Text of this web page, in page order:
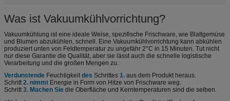
Was ist Vakuumkühlvorrichtung?
Vakuumkühlung ist eine ideale Weise, spezifische Frischware, wie Blattgemüse
und Blumen abzukühlen, schnell. Eine Vakuumkühlvorrichtung kann abkühlen
produziert unten von Feldtemperatur zu ungefähr 2°C in 15 Minuten. Tut nicht
nur diese Garantie die Qualität, aber sie lässt auch die schnelle logistische
Verarbeitung und die großen Mengen zu.
Verdunstende Feuchtigkeit des Schrittes 1. aus dem Produkt heraus.
Schritt 2. nimmt Energie in Form von Hitze von Frischware weg.
Schritt 3. Machen Sie die Oberfläche und Kerntemperaturen sind die selben.